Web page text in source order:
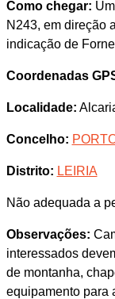
Como chegar:
N243, em direção
indicação de
Coordenadas
Localidade:
Concelho:
Distrito: LEIRIA
Não adequada a
Observações:
interessados
de montanha,
equipamento para